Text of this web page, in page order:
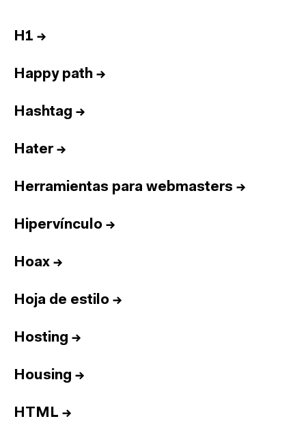
H1 →
Happy path →
Hashtag →
Hater→
Herramientas para webmasters →
Hipervínculo →
Hoax →
Hoja de estilo →
Hosting →
Housing →
HTML →